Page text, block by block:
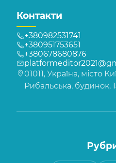
Контакти
+380982531741
+380951753651
+380678680876
01011, Україна, місто
Рибальська, будинок,